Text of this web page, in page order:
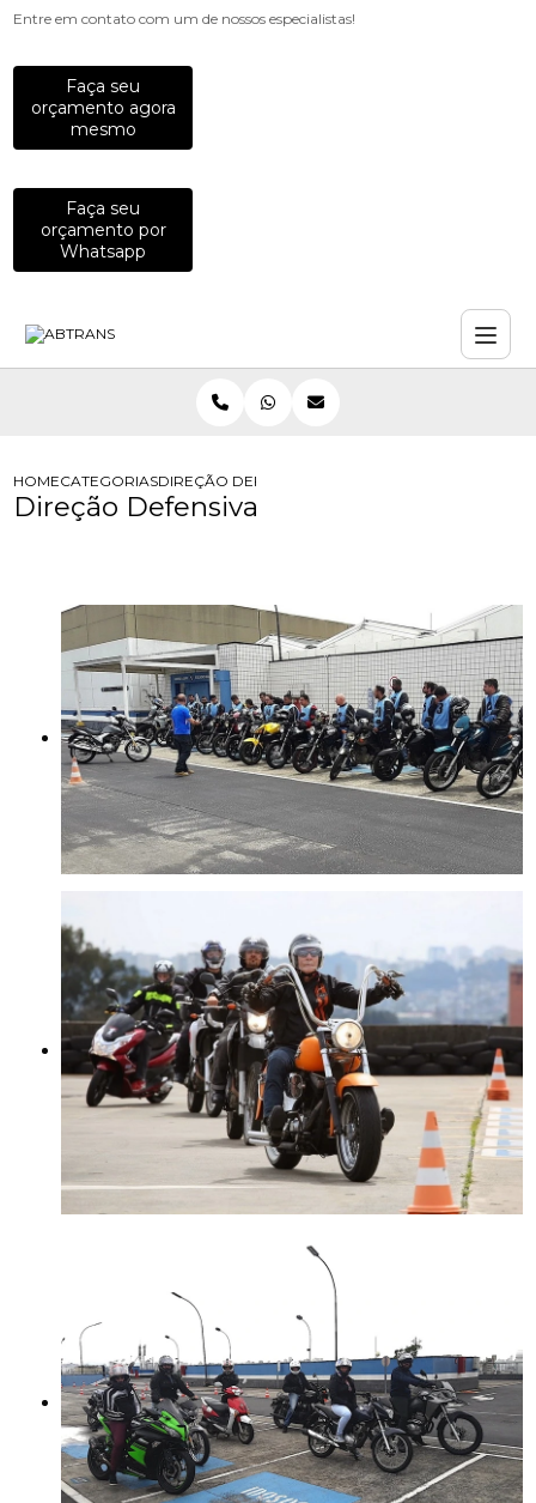
Entre em contato com um de nossos especialistas!
Faça seu
orçamento agora
mesmo
Faça seu
orçamento por
Whatsapp
HOMECATEGORIASDIREÇÃO DEFENSIVA
Direção Defensiva